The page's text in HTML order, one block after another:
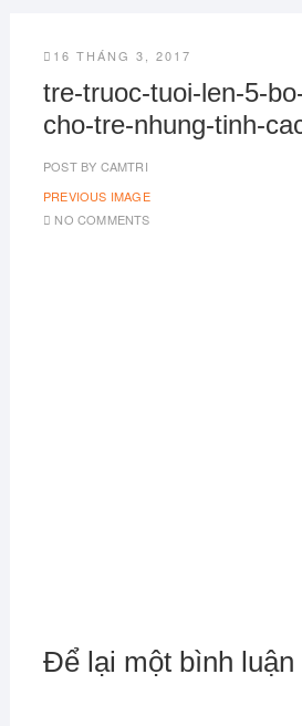
16 THÁNG 3, 2017
tre-truoc-tuoi-len-5-
cho-tre-nhung-tinh-
POST BY CAMTRI
PREVIOUS IMAGE
NO COMMENTS
Để lại một bình luận